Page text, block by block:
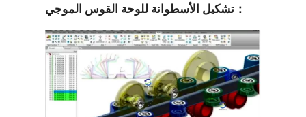
تشكيل الأسطوانة للوحة القوس الموجي：